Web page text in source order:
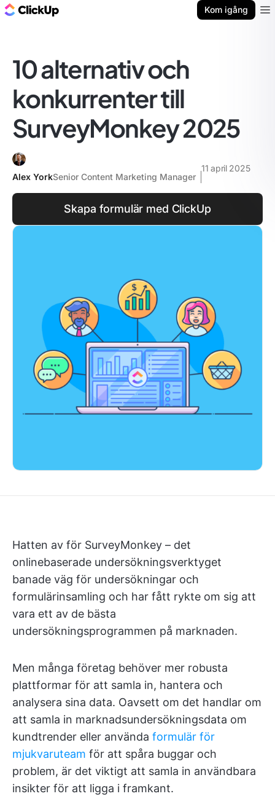
Kom igång
10 alternativ och
konkurrenter till
SurveyMonkey 2025
Alex YorkSenior Content Marketing Manager
11 april 2025
Skapa formulär med ClickUp
Hatten av för SurveyMonkey – det
onlinebaserade undersökningsverktyget
banade väg för undersökningar och
formulärinsamling och har fått rykte om sig att
vara ett av de bästa
undersökningsprogrammen på marknaden.
Men många företag behöver mer robusta
plattformar för att samla in, hantera och
analysera sina data. Oavsett om det handlar om
att samla in marknadsundersökningsdata om
kundtrender eller använda formulär för
mjukvaruteam för att spåra buggar och
problem, är det viktigt att samla in användbara
insikter för att ligga i framkant.